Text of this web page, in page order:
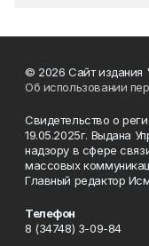
© 2026 Сайт издания
Об использовании
Свидетельство о
19.05.2025г. Выдана
надзору в сфере
массовых
Главный редактор
Телефон
8 (34748) 3-09-84